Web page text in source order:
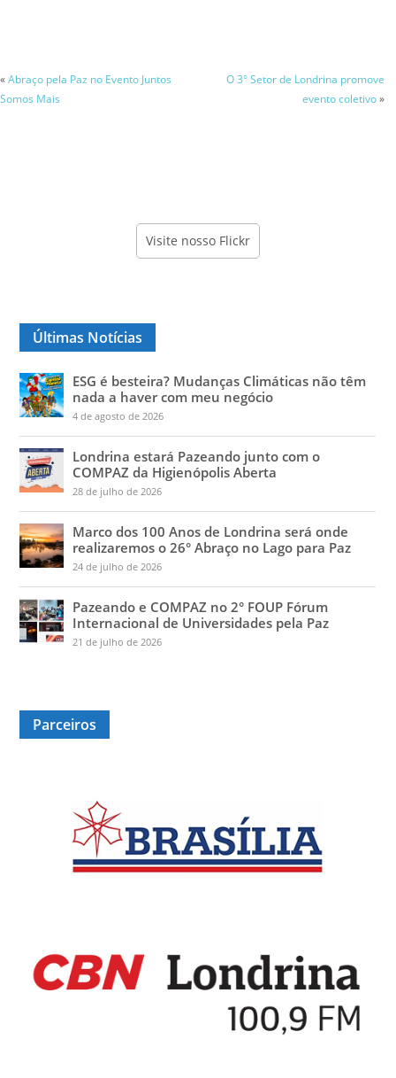
«Abraço pela Paz no Evento Juntos
Somos Mais
O 3° Setor de Londrina promove
evento coletivo»
Visite nosso Flickr
Últimas Notícias
ESG é besteira? Mudanças Climáticas não têm
nada a haver com meu negócio
4 de agosto de 2026
Londrina estará Pazeando junto com o
COMPAZ da Higienópolis Aberta
28 de julho de 2026
Marco dos 100 Anos de Londrina será onde
realizaremos o 26° Abraço no Lago para Paz
24 de julho de 2026
Pazeando e COMPAZ no 2° FOUP Fórum
Internacional de Universidades pela Paz
21 de julho de 2026
Parceiros